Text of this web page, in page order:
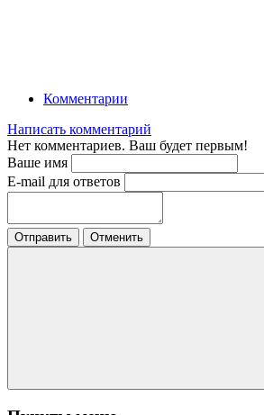
Комментарии
Написать комментарий
Нет комментариев. Ваш будет первым!
Ваше имя
E-mail для ответов
Отправить Отменить